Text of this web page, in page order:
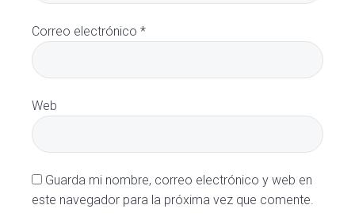
Correo electrónico*
Web
Guarda mi nombre, correo electrónico y web en
este navegador para la próxima vez que comente.